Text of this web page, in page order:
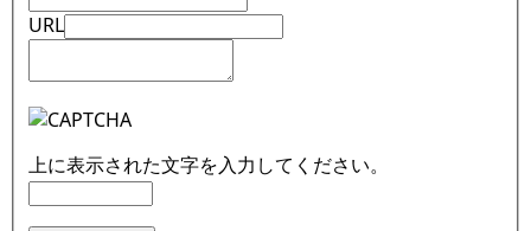
URL
上に表示された文字を入力してください。